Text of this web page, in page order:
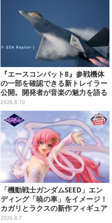
『エースコンバット8』参戦機体
の一部を確認できる新トレイラー
公開。開発者が音楽の魅力を語る
インタビュー第2弾も
2026.8.10
「機動戦士ガンダムSEED」エン
ディング「暁の車」をイメージ！
カガリとラクスの新作フィギュア
がプライズに
2026.8.7